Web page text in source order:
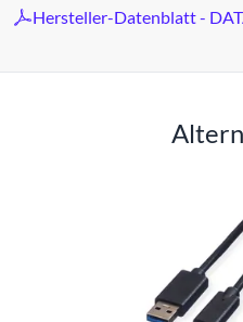
Hersteller-Datenblatt -